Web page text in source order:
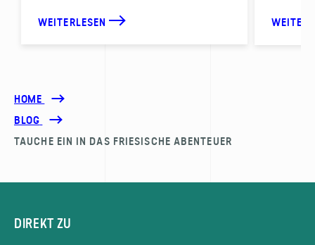
WEITERLESEN
HOME
BLOG
TAUCHE EIN IN DAS FRIESISCHE ABENTEUER
DIREKT ZU